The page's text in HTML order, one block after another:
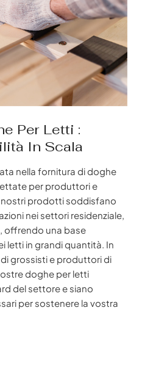
Per Letti :
In Scala
nella fornitura di doghe
per produttori e
nostri prodotti soddisfano
nei settori residenziale,
offrendo una base
letti in grandi quantità. In
grossisti e produttori di
doghe per letti
del settore e siano
per sostenere la vostra